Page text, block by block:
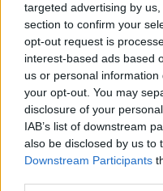
targeted advertising by
section to confirm your
opt-out request is
interest-based ads based
us or personal
your opt-out. You may
disclosure of your
IAB’s list of downstream
also be disclosed by us to
Downstream Participants
2026.08.07. Farkas András
Ön szerint hogy
habos isler?